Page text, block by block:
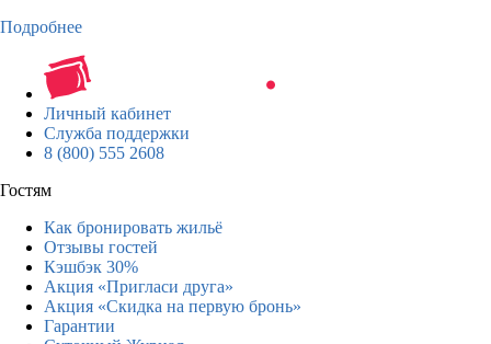
Подробнее
Личный кабинет
Служба поддержки
8 (800) 555 2608
Гостям
Как бронировать жильё
Отзывы гостей
Кэшбэк 30%
Акция «Пригласи друга»
Акция «Скидка на первую бронь»
Гарантии